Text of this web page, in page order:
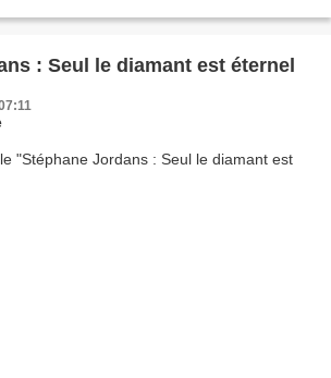
: Seul le diamant est éternel